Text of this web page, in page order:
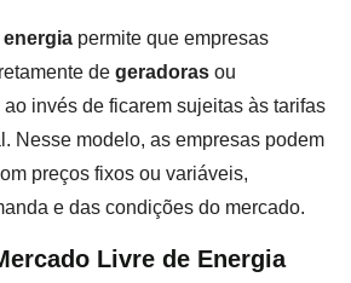
permite que empresas
de geradoras ou
ao invés de ficarem sujeitas às tarifas
Nesse modelo, as empresas podem
preços fixos ou variáveis,
e das condições do mercado.
Livre de Energia